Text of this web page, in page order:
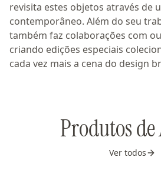
revisita estes objetos através de
contemporâneo. Além do seu
também faz colaborações com
criando edições especiais
cada vez mais a cena do design
Produtos de
Ver todos